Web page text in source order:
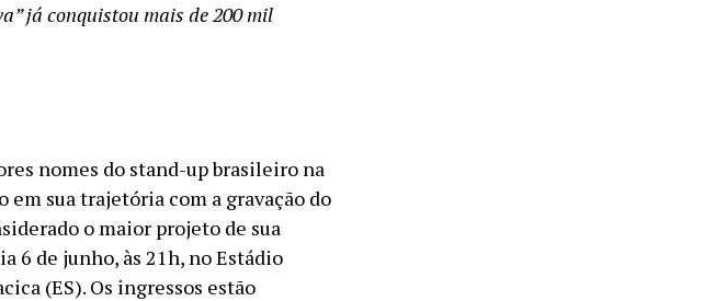
já conquistou mais de 200 mil
nomes do stand-up brasileiro na
sua trajetória com a gravação do
o maior projeto de sua
6 de junho, às 21h, no Estádio
(ES). Os ingressos estão